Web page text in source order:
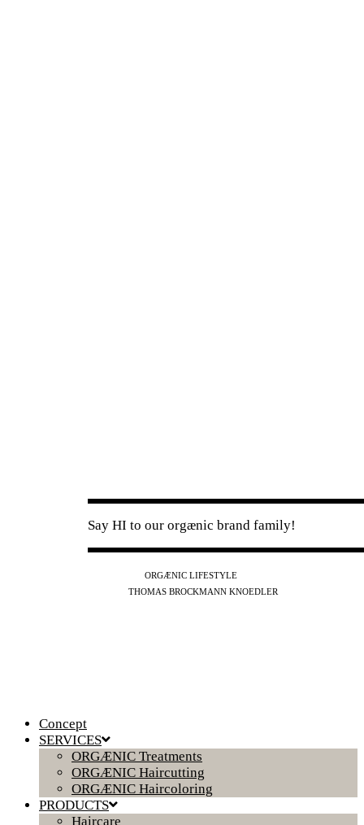
Say HI to our orgænic brand family!
ORGÆNIC LIFESTYLE
THOMAS BROCKMANN KNOEDLER
Concept
SERVICES
ORGÆNIC Treatments
ORGÆNIC Haircutting
ORGÆNIC Haircoloring
PRODUCTS
Haircare